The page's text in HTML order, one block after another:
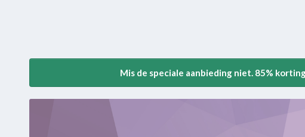
Mis de speciale aanbieding niet. 85%